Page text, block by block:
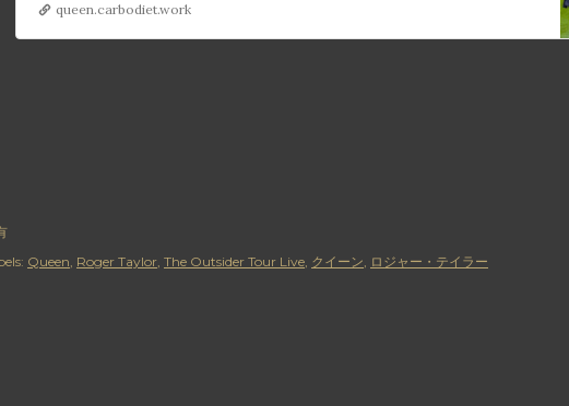
queen.carbodiet.work
Queen Roger Taylor The Outsider Tour Live クイーン ロジャー・テイラー